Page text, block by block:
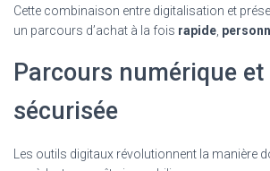
Cette combinaison entre digitalisation et
un parcours d’achat à la fois rapide
Parcours numérique
sécurisée
Les outils digitaux révolutionnent la manière